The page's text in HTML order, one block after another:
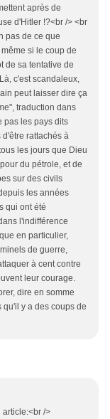
après de
d'Hitler !?<br /> <br
pas de ce que
si le coup de
de sa tentative de
c'est scandaleux,
peut laisser dire ça
traduction dans
pas les pays dits
rattachés à
les jours que Dieu
du pétrole, et de
sur des civils
les années
qui ont été
l'indifférence
en particulier,
de guerre,
à cent contre
leur courage.
dire en somme
qu'il y a des coups de
article:<br />